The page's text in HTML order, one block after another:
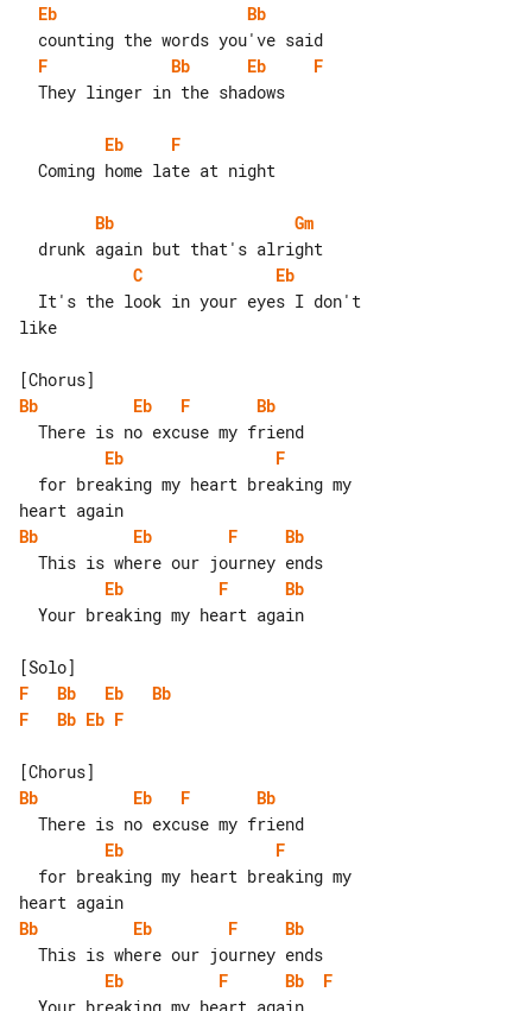
Eb
Bb
F
Bb Eb
F
Eb
F
Bb
Gm
C
Eb
like
Bb
Eb F
Bb
Eb
F
Bb
Eb F
Bb
Eb
F
Bb
F
Bb Eb
Bb
F
Bb Eb F
Bb
Eb F
Bb
Eb
F
Bb
Eb F
Bb
Eb
F Bb
F